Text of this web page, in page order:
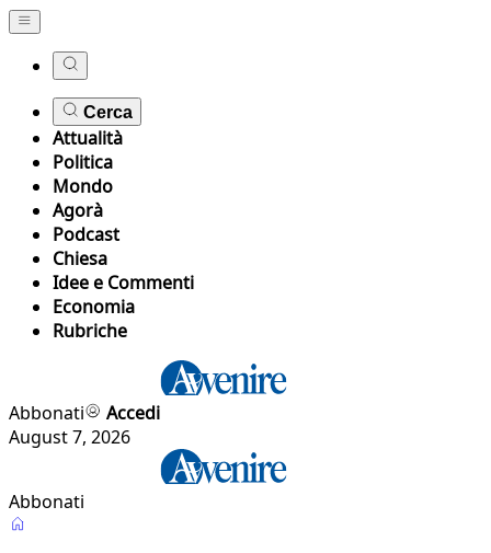
Cerca
Attualità
Politica
Mondo
Agorà
Podcast
Chiesa
Idee e Commenti
Economia
Rubriche
Abbonati
Accedi
August 7, 2026
Abbonati